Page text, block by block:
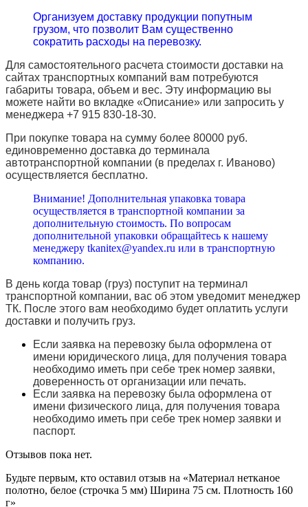
Организуем доставку продукции попутным
грузом, что позволит Вам существенно
сократить расходы на перевозку.
Для самостоятельного расчета стоимости доставки на
сайтах транспортных компаний вам потребуются
габариты товара, объем и вес. Эту информацию вы
можете найти во вкладке «Описание» или запросить у
менеджера +7 915 830-18-30.
При покупке товара на сумму более 80000 руб.
единовременно доставка до терминала
автотранспортной компании (в пределах г. Иваново)
осуществляется бесплатно.
Внимание! Дополнительная упаковка товара
осуществляется в транспортной компании за
дополнительную стоимость. По вопросам
дополнительной упаковки обращайтесь к нашему
менеджеру tkanitex@yandex.ru или в транспортную
компанию.
В день когда товар (груз) поступит на терминал
транспортной компании, вас об этом уведомит менеджер
ТК. После этого вам необходимо будет оплатить услуги
доставки и получить груз.
Если заявка на перевозку была оформлена от
имени юридического лица, для получения товара
необходимо иметь при себе трек номер заявки,
доверенность от организации или печать.
Если заявка на перевозку была оформлена от
имени физического лица, для получения товара
необходимо иметь при себе трек номер заявки и
паспорт.
Отзывов пока нет.
Будьте первым, кто оставил отзыв на «Материал нетканое
полотно, белое (строчка 5 мм) Ширина 75 см. Плотность 160
г»